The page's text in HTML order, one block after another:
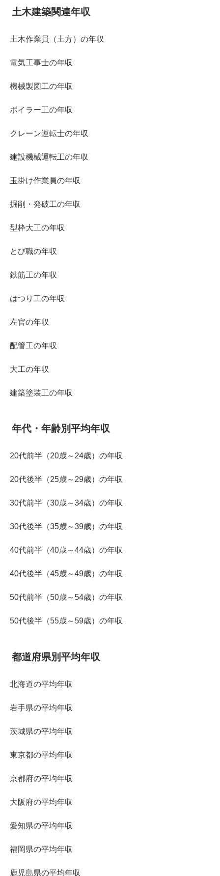
土木建築関連年収
土木作業員（土方）の年収
電気工事士の年収
機械製図工の年収
ボイラー工の年収
クレーン運転士の年収
建設機械運転工の年収
玉掛け作業員の年収
掘削・発破工の年収
型枠大工の年収
とび職の年収
鉄筋工の年収
はつり工の年収
左官の年収
配管工の年収
大工の年収
建築塗装工の年収
年代・年齢別平均年収
20代前半（20歳～24歳）の年収
20代後半（25歳～29歳）の年収
30代前半（30歳～34歳）の年収
30代後半（35歳～39歳）の年収
40代前半（40歳～44歳）の年収
40代後半（45歳～49歳）の年収
50代前半（50歳～54歳）の年収
50代後半（55歳～59歳）の年収
都道府県別平均年収
北海道の平均年収
岩手県の平均年収
茨城県の平均年収
東京都の平均年収
京都府の平均年収
大阪府の平均年収
愛知県の平均年収
福岡県の平均年収
鹿児島県の平均年収